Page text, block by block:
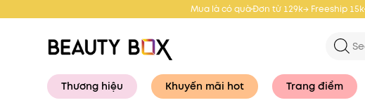
Mua là có quàĐơn từ 129k→ Freeship 15k
Thương hiệu Khuyến mãi hot Trang điểm